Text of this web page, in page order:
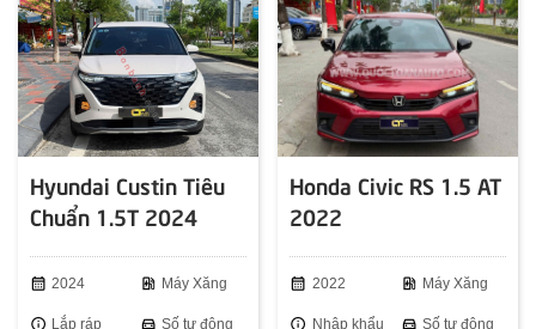
Hyundai Custin Tiêu
Chuẩn 1.5T 2024
calendar_month 2024 ev_station Máy Xăng
info Lắp ráp directions_car Số tự động
Honda Civic RS 1.5 AT
2022
calendar_month 2022 ev_station Máy Xăng
info Nhập khẩu directions_car Số tự động